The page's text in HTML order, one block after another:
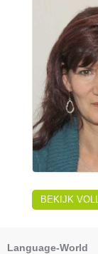
BEKIJK
Language-World